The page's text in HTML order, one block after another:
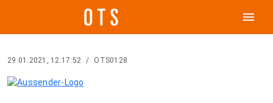
menu
29.01.2021, 12:17:52 / OTS0128